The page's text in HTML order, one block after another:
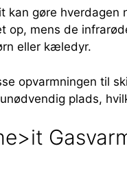
kan gøre
op, mens de
eller kæledyr.
opvarmningen til
plads,